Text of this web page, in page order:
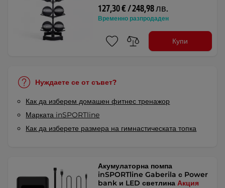
127,30 € / 248,98 лв.
Временно разпродаден
Купи
Нуждаете се от съвет?
Как да изберем домашен фитнес тренажор
Марката inSPORTline
Как да изберете размера на гимнастическата топка
Акумулаторна помпа
inSPORTline Gaberila с Power
bank и LED светлинаАкция